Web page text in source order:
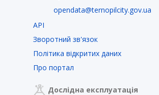
opendata@ternopilcity.gov.ua
API
Зворотний зв'язок
Політика відкритих даних
Про портал
Дослідна експлуатація